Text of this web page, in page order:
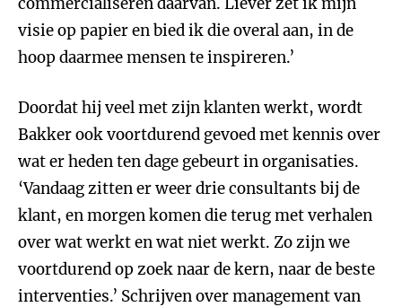
visie op papier en bied ik die overal aan, in de
hoop daarmee mensen te inspireren.’
Doordat hij veel met zijn klanten werkt, wordt
Bakker ook voortdurend gevoed met kennis over
wat er heden ten dage gebeurt in organisaties.
‘Vandaag zitten er weer drie consultants bij de
klant, en morgen komen die terug met verhalen
over wat werkt en wat niet werkt. Zo zijn we
voortdurend op zoek naar de kern, naar de beste
interventies.’ Schrijven over management van